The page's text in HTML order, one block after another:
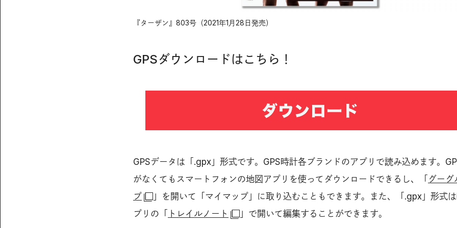
『ターザン』803号（2021年1月28日発売）
GPSダウンロードはこちら！
GPSデータは「.gpx」形式です。GPS時計各ブランドのアプリで読み込めます。
がなくてもスマートフォンの地図アプリを使ってダウンロードできるし、「 グーグ
プ
」を開いて「マイマップ」に取り込むこともできます。また、「.gpx」形式
プリの「 トレイルノート 」で開いて編集することができます。